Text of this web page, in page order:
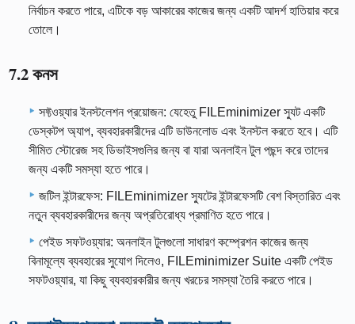
নির্বাচন করতে পারে, এটিকে বড় আকারের কাজের জন্য একটি আদর্শ হাতিয়ার করে
তোলে।
7.2 কনস
সফ্টওয়্যার ইনস্টলেশন প্রয়োজন: যেহেতু FILEminimizer স্যুট একটি
ডেস্কটপ অ্যাপ, ব্যবহারকারীদের এটি ডাউনলোড এবং ইনস্টল করতে হবে। এটি
সীমিত স্টোরেজ সহ ডিভাইসগুলির জন্য বা যারা অনলাইন টুল পছন্দ করে তাদের
জন্য একটি সমস্যা হতে পারে।
জটিল ইন্টারফেস: FILEminimizer স্যুটের ইন্টারফেসটি বেশ বিস্তারিত এবং
নতুন ব্যবহারকারীদের জন্য অপ্রতিরোধ্য প্রমাণিত হতে পারে।
পেইড সফটওয়্যার: অনলাইন টুলগুলো সাধারণ কম্প্রেশন কাজের জন্য
বিনামূল্যে ব্যবহারের সুযোগ দিলেও, FILEminimizer Suite একটি পেইড
সফটওয়্যার, যা কিছু ব্যবহারকারীর জন্য খরচের সমস্যা তৈরি করতে পারে।